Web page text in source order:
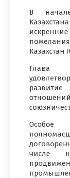
В
Казахстан
Глава
отношений
числе